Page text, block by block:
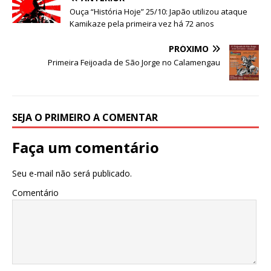
p o
k
Ouça “História Hoje” 25/10: Japão utilizou ataque
Kamikaze pela primeira vez há 72 anos
PRÓXIMO
Primeira Feijoada de São Jorge no Calamengau
SEJA O PRIMEIRO A COMENTAR
Faça um comentário
Seu e-mail não será publicado.
Comentário